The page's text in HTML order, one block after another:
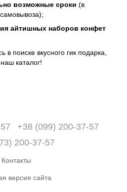
возможные сроки (в
айтишных наборов конфет
в поиске вкусного гик подарка,
каталог!
+38 (099) 200-37-57
200-37-57
Контакты
версия сайта